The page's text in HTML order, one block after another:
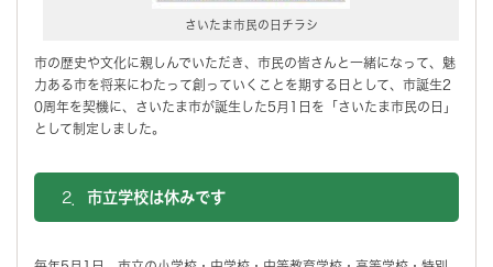
さいたま市民の日チラシ
市の歴史や文化に親しんでいただき、市民の皆さんと一緒になって、魅
力ある市を将来にわたって創っていくことを期する日として、市誕生2
0周年を契機に、さいたま市が誕生した5月1日を「さいたま市民の日」
として制定しました。
2． 市立学校は休みです